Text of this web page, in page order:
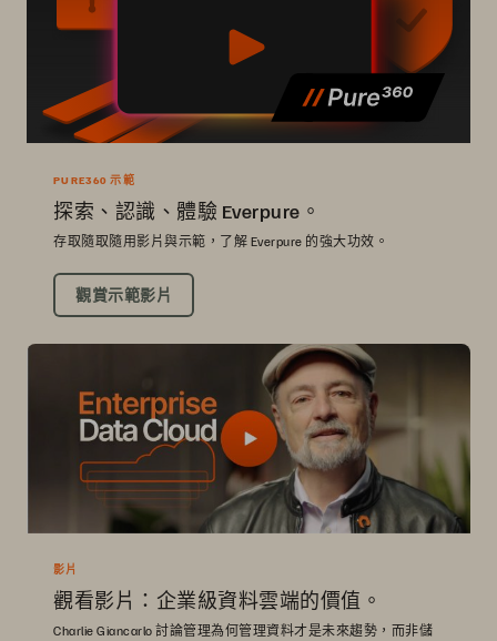
PURE360 示範
探索、認識、體驗 Everpure。
存取隨取隨用影片與示範，了解 Everpure 的強大功效。
觀賞示範影片
影片
觀看影片：企業級資料雲端的價值。
Charlie Giancarlo 討論管理為何管理資料才是未來趨勢，而非儲